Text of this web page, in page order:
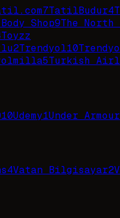
7TatilBudur4
Shop9The North
Toyzz
2Trendyol10
5Turkish
10Udemy1Under Armour
4Vatan Bilgisayar2